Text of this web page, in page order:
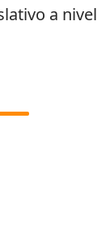
a nivel